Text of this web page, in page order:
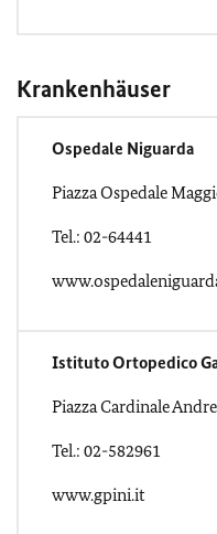
Krankenhäuser
Ospedale Niguarda
Piazza Ospedale
Tel.: 02-64441
Istituto Ortopedico
Piazza Cardinale
Tel.: 02-582961
www.gpini.it